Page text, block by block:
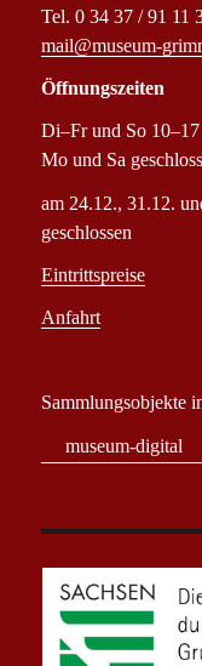
Tel. 0 34 37 / 91 11
mail@museum-
Öffnungszeiten
Di–Fr und So
Mo und Sa
am 24.12., 31.12.
geschlossen
Eintrittspreise
Anfahrt
Sammlungsobjekte
museum-digital